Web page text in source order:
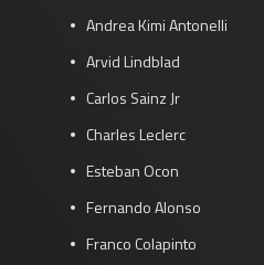
Andrea Kimi Antonelli
Arvid Lindblad
Carlos Sainz Jr
Charles Leclerc
Esteban Ocon
Fernando Alonso
Franco Colapinto